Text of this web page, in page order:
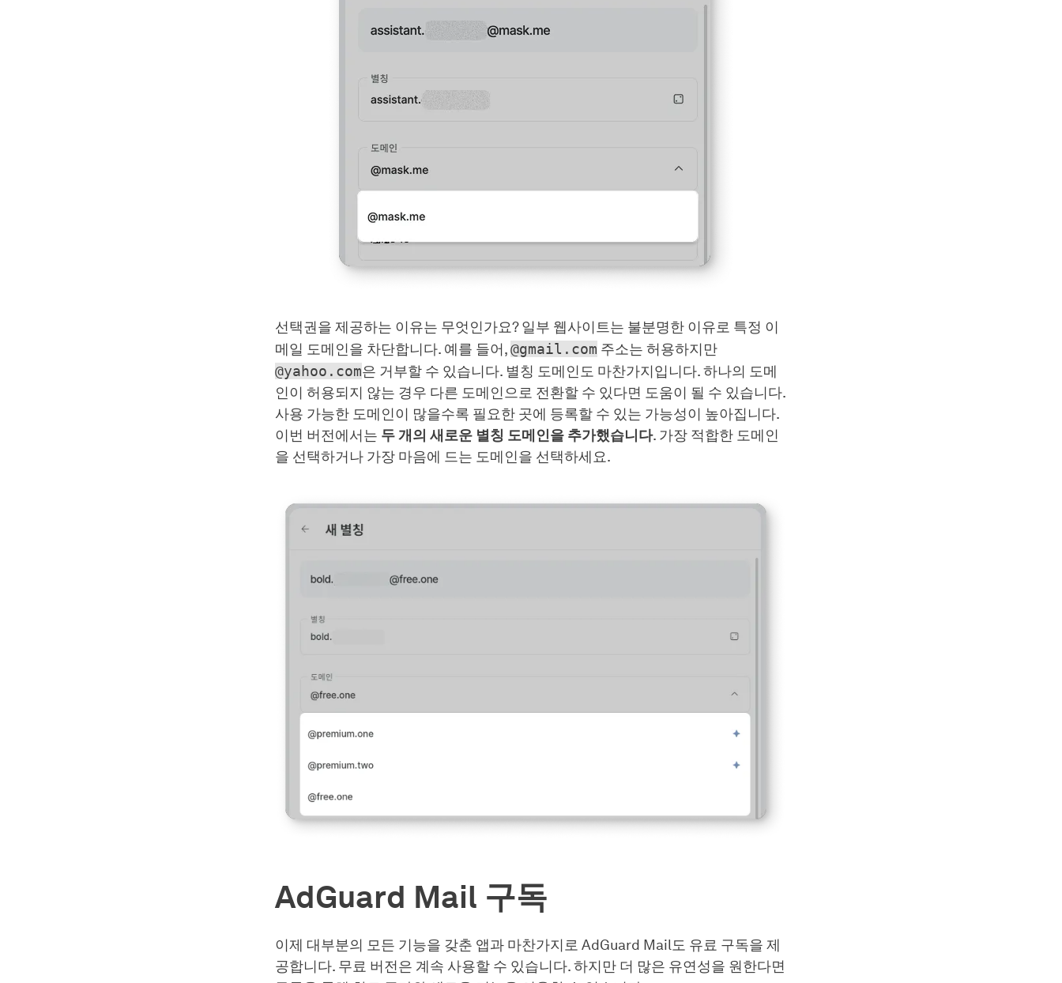
선택권을 제공하는 이유는 무엇인가요? 일부 웹사이트는 불분명한 이유로 특정 이
메일 도메인을 차단합니다. 예를 들어,@gmail.com 주소는 허용하지만
@yahoo.com은 거부할 수 있습니다. 별칭 도메인도 마찬가지입니다. 하나의 도메
인이 허용되지 않는 경우 다른 도메인으로 전환할 수 있다면 도움이 될 수 있습니다.
사용 가능한 도메인이 많을수록 필요한 곳에 등록할 수 있는 가능성이 높아집니다.
이번 버전에서는 두 개의 새로운 별칭 도메인을 추가했습니다. 가장 적합한 도메인
을 선택하거나 가장 마음에 드는 도메인을 선택하세요.
AdGuard Mail 구독
이제 대부분의 모든 기능을 갖춘 앱과 마찬가지로 AdGuard Mail도 유료 구독을 제
공합니다. 무료 버전은 계속 사용할 수 있습니다. 하지만 더 많은 유연성을 원한다면